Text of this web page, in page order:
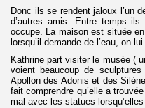
Donc ils se rendent jaloux l’un
d’autres amis. Entre temps
occupe. La maison est située
lorsqu’il demande de l’eau, on
Kathrine part visiter le musée (
voient beaucoup de
Apollon des Adonis et des
fait comprendre qu’elle a
mal avec les statues